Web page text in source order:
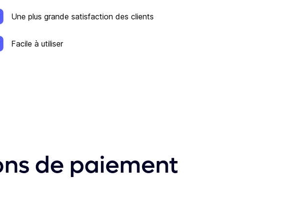
Une plus grande satisfaction des clients
Facile à utiliser
de paiement